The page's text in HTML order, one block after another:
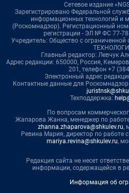
Сетевое издание
Зарегистрировано Федеральной
информационных технологий и
(Роскомнадзор). Регистрационный
регистрации - ЭЛ № ФС 77-
Учредитель: Общество с
Главный редактор: Левчук
Адрес редакции: 650000, Россия,
201, телефон +7
Электронный адрес
Контактные данные для
Техподдержка:
По вопросам
Жапарова Жанна, менеджер по
zhanna.zhaparova@shkulev.ru,
Ревина Мария, директор по работе
mariya.revina@shkulev.ru,
Редакция сайта не несет
информации, содержащейся в
Информация об